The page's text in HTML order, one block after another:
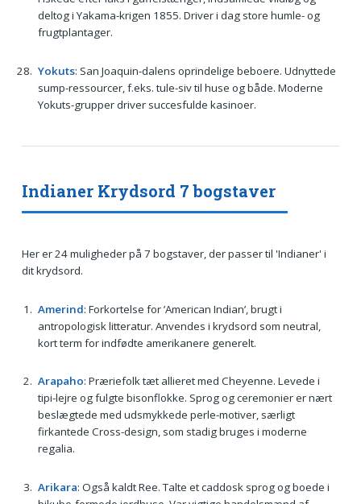
deltog i Yakama-krigen 1855. Driver i dag store humle- og
frugtplantager.
Yokuts: San Joaquin-dalens oprindelige beboere. Udnyttede
sump-ressourcer, f.eks. tule-siv til huse og både. Moderne
Yokuts-grupper driver succesfulde kasinoer.
Indianer Krydsord 7 bogstaver
Her er 24 muligheder på 7 bogstaver, der passer til 'Indianer' i
dit krydsord.
Amerind: Forkortelse for ’American Indian’, brugt i
antropologisk litteratur. Anvendes i krydsord som neutral,
kort term for indfødte amerikanere generelt.
Arapaho: Præriefolk tæt allieret med Cheyenne. Levede i
tipi-lejre og fulgte bisonflokke. Sprog og ceremonier er nært
beslægtede med udsmykkede perle-motiver, særligt
firkantede Cross-design, som stadig bruges i moderne
regalia.
Arikara: Også kaldt Ree. Talte et caddosk sprog og boede i